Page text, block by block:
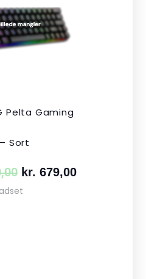
Pelta Gaming
Sort
var:
kr. 1.090,00.
kr. 679,00